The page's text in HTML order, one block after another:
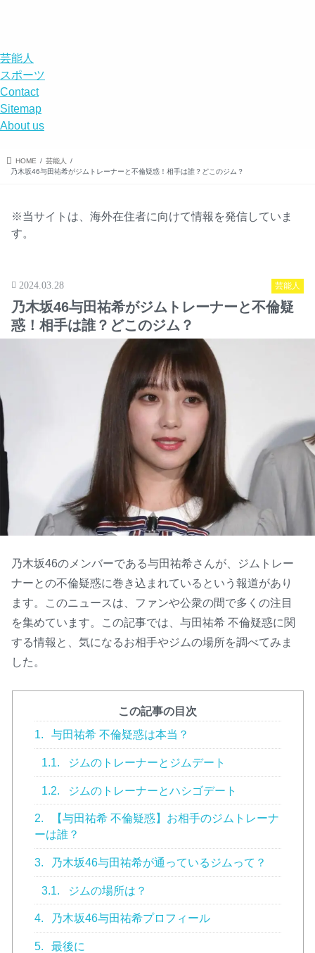
芸能人
スポーツ
Contact
Sitemap
About us
HOME
芸能人
乃木坂46与田祐希がジムトレーナーと不倫疑惑！相手は誰？どこのジム？
※当サイトは、海外在住者に向けて情報を発信していま
す。
芸能人
2024.03.28
乃木坂46与田祐希がジムトレーナーと不倫疑
惑！相手は誰？どこのジム？
乃木坂46のメンバーである与田祐希さんが、ジムトレー
ナーとの不倫疑惑に巻き込まれているという報道があり
ます。このニュースは、ファンや公衆の間で多くの注目
を集めています。この記事では、与田祐希 不倫疑惑に関
する情報と、気になるお相手やジムの場所を調べてみま
した。
この記事の目次
1.
与田祐希 不倫疑惑は本当？
1.1. ジムのトレーナーとジムデート
1.2. ジムのトレーナーとハシゴデート
2.
【与田祐希 不倫疑惑】お相手のジムトレーナ
ーは誰？
3. 乃木坂46与田祐希が通っているジムって？
3.1. ジムの場所は？
4. 乃木坂46与田祐希プロフィール
5. 最後に